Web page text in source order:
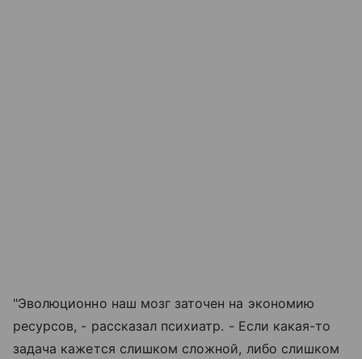
"Эволюционно наш мозг заточен на экономию
ресурсов, - рассказал психиатр. - Если какая-то
задача кажется слишком сложной, либо слишком